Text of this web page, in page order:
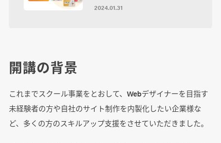
2024.01.31
開講の背景
これまでスクール事業をとおして、Webデザイナーを目指す
未経験者の方や自社のサイト制作を内製化したい企業様な
ど、多くの方のスキルアップ支援をさせていただきました。